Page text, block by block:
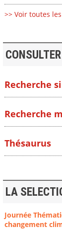
>> Voir toutes
Recherche
Recherche
Thésaurus
LA
Journée
changement